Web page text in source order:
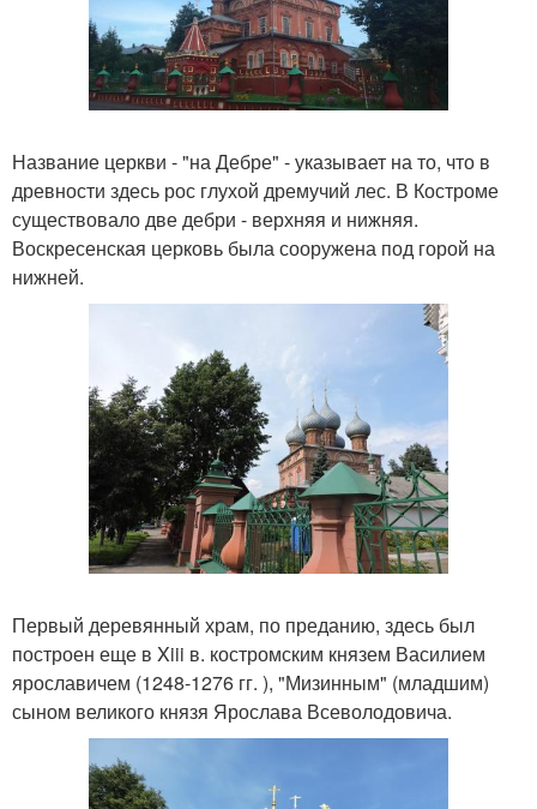
Название церкви - "на Дебре" - указывает на то, что в
древности здесь рос глухой дремучий лес. В Костроме
существовало две дебри - верхняя и нижняя.
Воскресенская церковь была сооружена под горой на
нижней.
Первый деревянный храм, по преданию, здесь был
построен еще в Xiii в. костромским князем Василием
ярославичем (1248-1276 гг. ), "Мизинным" (младшим)
сыном великого князя Ярослава Всеволодовича.